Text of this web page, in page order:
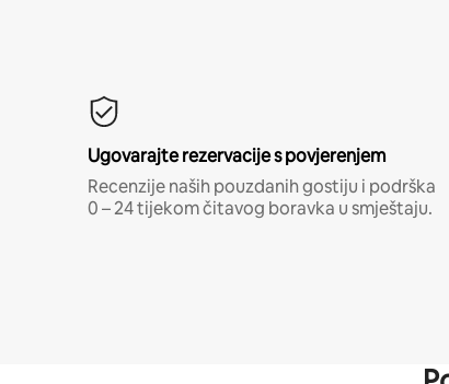
Ugovarajte rezervacije s povjerenjem
Recenzije naših pouzdanih gostiju i podrška
0 – 24 tijekom čitavog boravka u smještaju.